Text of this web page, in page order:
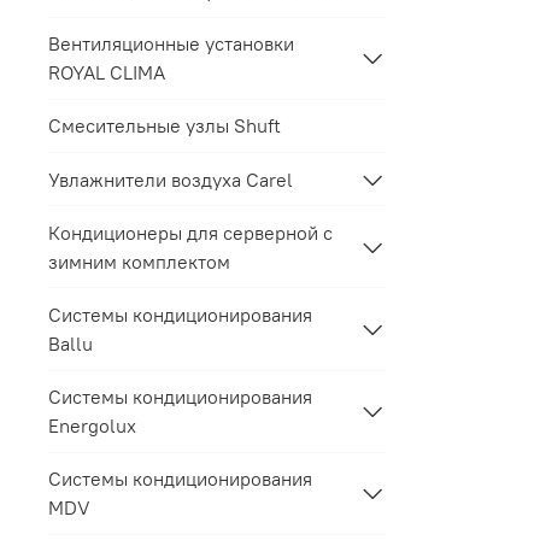
Вентиляционные установки
ROYAL CLIMA
Смесительные узлы Shuft
Увлажнители воздуха Carel
Кондиционеры для серверной с
зимним комплектом
Системы кондиционирования
Ballu
Системы кондиционирования
Energolux
Системы кондиционирования
MDV